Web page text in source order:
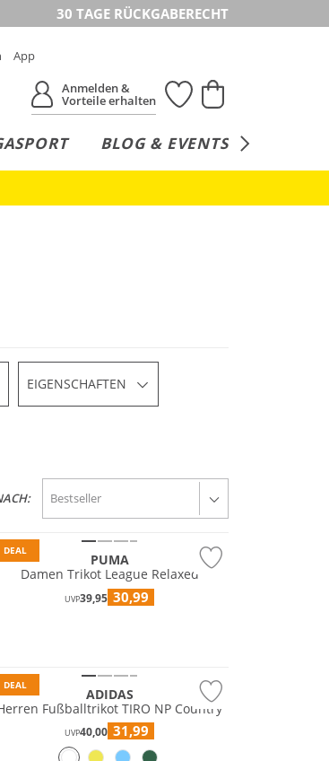
30 TAGE RÜCKGABERECHT
App
Anmelden &
Vorteile erhalten
BLOG & EVENTS
EIGENSCHAFTEN
DEAL
PUMA
Damen Trikot League Relaxed
UVP39,95 30,99
DEAL
ADIDAS
Fußballtrikot TIRO NP Country
UVP40,00 31,99